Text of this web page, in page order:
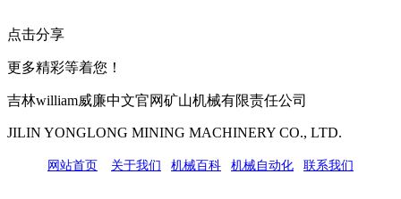
点击分享
更多精彩等着您！
吉林william威廉中文官网矿山机械有限责任公司
JILIN YONGLONG MINING MACHINERY CO., LTD.
网站首页 关于我们 机械百科 机械自动化 联系我们